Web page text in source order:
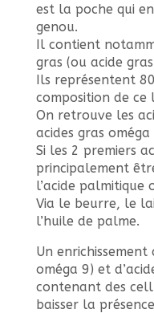
est la poche qui
genou.
Il contient
gras (ou acide
Ils représentent
composition de ce
On retrouve les
acides gras
Si les 2 premiers
principalement
l’acide palmitique
Via le beurre, le
l’huile de palme.
Un enrichissement
oméga 9) et
contenant des
baisser la